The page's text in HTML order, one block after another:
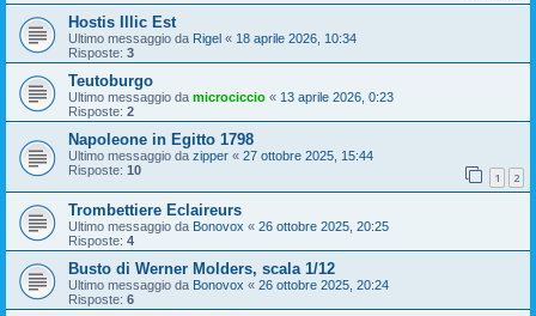
Hostis Illic Est
Ultimo messaggio da Rigel « 18 aprile 2026, 10:34
Risposte: 3
Teutoburgo
Ultimo messaggio da microciccio « 13 aprile 2026, 0:23
Risposte: 2
Napoleone in Egitto 1798
Ultimo messaggio da zipper « 27 ottobre 2025, 15:44
Risposte: 10 1 2
Trombettiere Eclaireurs
Ultimo messaggio da Bonovox « 26 ottobre 2025, 20:25
Risposte: 4
Busto di Werner Molders, scala 1/12
Ultimo messaggio da Bonovox « 26 ottobre 2025, 20:24
Risposte: 6